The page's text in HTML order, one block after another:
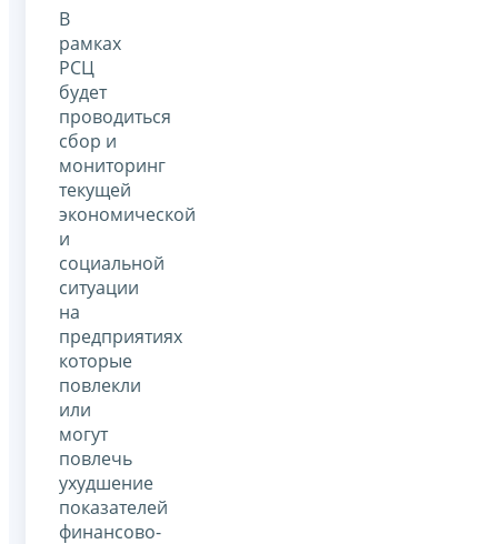
В
рамках
РСЦ
будет
проводиться
сбор и
мониторинг
текущей
экономической
и
социальной
ситуации
на
предприятиях
которые
повлекли
или
могут
повлечь
ухудшение
показателей
финансово-